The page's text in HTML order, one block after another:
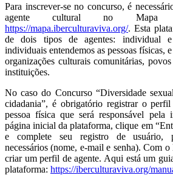
Para inscrever-se no concurso, é
agente cultural no Mapa
https://mapa.iberculturaviva.org/. Esta
de dois tipos de agentes: individual
individuais entendemos as pessoas físicas,
organizações culturais comunitárias,
instituições.
No caso do Concurso “Diversidade
cidadania”, é obrigatório registrar o
pessoa física que será responsável pela
página inicial da plataforma, clique em
e complete seu registro de usuário,
necessários (nome, e-mail e senha). Com
criar um perfil de agente. Aqui está um
plataforma: https://iberculturaviva.org/